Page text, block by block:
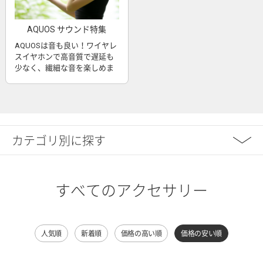
AQUOS サウンド特集
AQUOSは音も良い！ワイヤレ
スイヤホンで高音質で遅延も
少なく、繊細な音を楽しめま
カテゴリ別に探す
すべてのアクセサリー
人気順 新着順 価格の高い順 価格の安い順